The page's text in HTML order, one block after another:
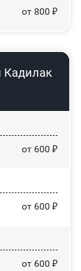
от 800 ₽
Кадилак
от 600 ₽
от 600 ₽
от 600 ₽